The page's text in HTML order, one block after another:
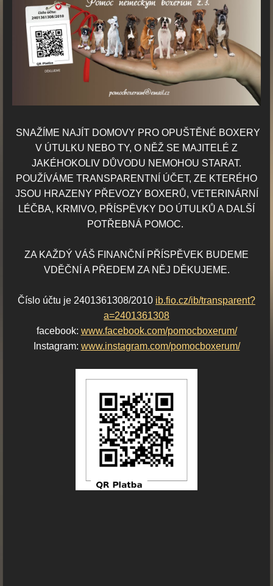
SNAŽÍME NAJÍT DOMOVY PRO OPUŠTĚNÉ BOXERY
V ÚTULKU NEBO TY, O NĚŽ SE MAJITELÉ Z
JAKÉHOKOLIV DŮVODU NEMOHOU STARAT.
POUŽÍVÁME TRANSPARENTNÍ ÚČET, ZE KTERÉHO
JSOU HRAZENY PŘEVOZY BOXERŮ, VETERINÁRNÍ
LÉČBA, KRMIVO, PŘÍSPĚVKY DO ÚTULKŮ A DALŠÍ
POTŘEBNÁ POMOC.
ZA KAŽDÝ VÁŠ FINANČNÍ PŘÍSPĚVEK BUDEME
VDĚČNÍ A PŘEDEM ZA NĚJ DĚKUJEME.
Číslo účtu je 2401361308/2010 ib.fio.cz/ib/transparent?
a=2401361308
facebook: www.facebook.com/pomocboxerum/
Instagram: www.instagram.com/pomocboxerum/